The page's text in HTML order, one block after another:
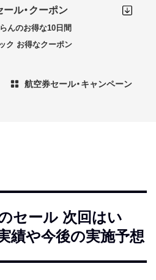
ル・クーポン
らんのお得な10日間
ク お得なクーポン
航空券セール・キャンペーン
セール 次回はい
績や今後の実施予想